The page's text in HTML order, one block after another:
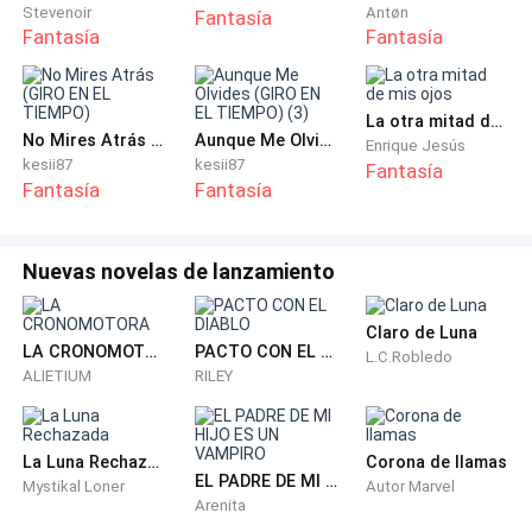
Se apresuró por salir de allí, al tiempo que procuraba
controlar a su agitada respiración y disimulaba su
miedo para que su madre no lo notara y la reprendiera
por su imprudencia.
Se sentó en el vehículo frotándose con energía los
—No existe, no existe —repitió en susurros, pendiente
de los movimientos de Marian, que terminaba de
agregar agua al radiador.
Respiro hondo y lanzó una ojeada precavida hacia la
cueva. Todo estaba en calma, al igual que sucedía
cada vez que despertaba de una de sus pesadillas.
Stevenoir
Fantasía
Fantasía Antøn
Fantasía
No Mires Atrás (GIRO EN EL TIEMPO)
kesii87
Fantasía
Aunque Me Olvides (GIRO EN EL TIEMPO) (3)
kesii87
Fantasía
La otra mitad de mis ojos
Enrique Jesús
Fantasía
Nuevas novelas de lanzamiento
LA CRONOMOTORA
ALIETIUM
PACTO CON EL DIABLO
RILEY
Claro de Luna
L.C.Robledo
La Luna Rechazada
Mystikal Loner EL PADRE DE MI HIJO ES UN VAMPIRO
Arenita
Corona de llamas
Autor Marvel